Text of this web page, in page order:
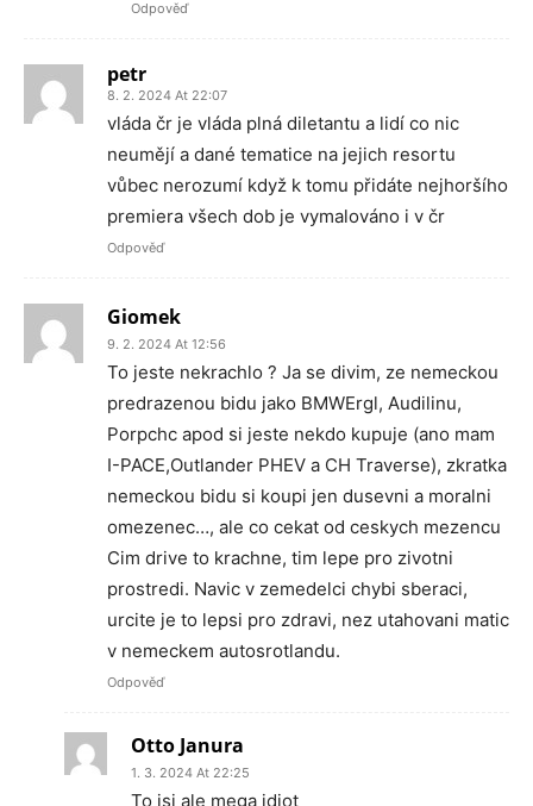
Odpověď
petr
8. 2. 2024 At 22:07
vláda čr je vláda plná diletantu a lidí co nic
neumějí a dané tematice na jejich resortu
vůbec nerozumí když k tomu přidáte nejhoršího
premiera všech dob je vymalováno i v čr
Odpověď
Giomek
9. 2. 2024 At 12:56
To jeste nekrachlo ? Ja se divim, ze nemeckou
predrazenou bidu jako BMWErgl, Audilinu,
Porpchc apod si jeste nekdo kupuje (ano mam
I-PACE,Outlander PHEV a CH Traverse), zkratka
nemeckou bidu si koupi jen dusevni a moralni
omezenec…, ale co cekat od ceskych mezencu
Cim drive to krachne, tim lepe pro zivotni
prostredi. Navic v zemedelci chybi sberaci,
urcite je to lepsi pro zdravi, nez utahovani matic
v nemeckem autosrotlandu.
Odpověď
Otto Janura
1. 3. 2024 At 22:25
To jsi ale mega idiot